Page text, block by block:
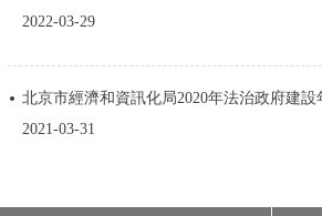
決策公開
個人服務
2022-03-29
北京市經濟和資訊化局2020年法治政府建設
2021-03-31